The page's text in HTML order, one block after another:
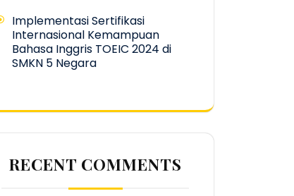
Implementasi Sertifikasi
Internasional Kemampuan
Bahasa Inggris TOEIC 2024 di
SMKN 5 Negara
RECENT COMMENTS